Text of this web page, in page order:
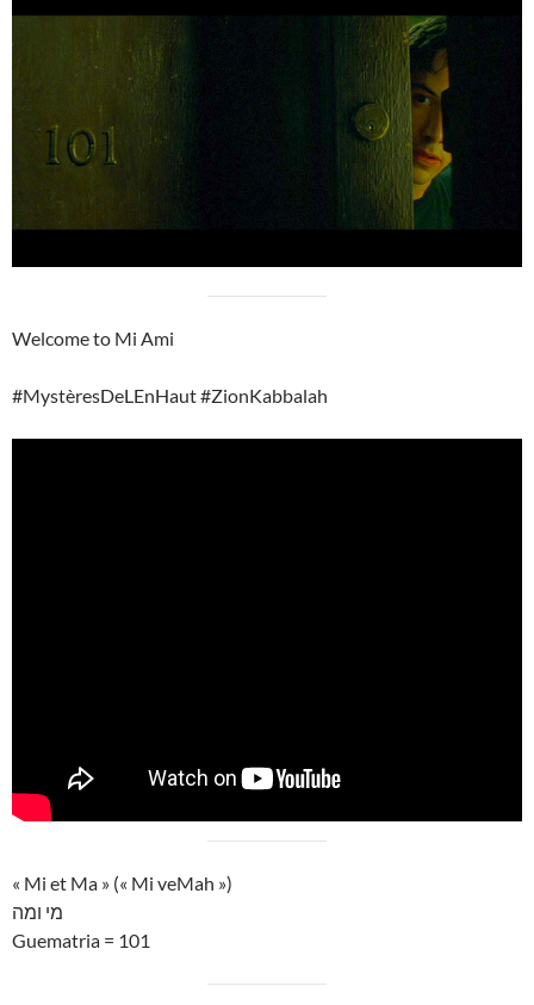
Welcome to Mi Ami
#MystèresDeLEnHaut #ZionKabbalah
« Mi et Ma » (« Mi veMah »)
מי ומה
Guematria = 101